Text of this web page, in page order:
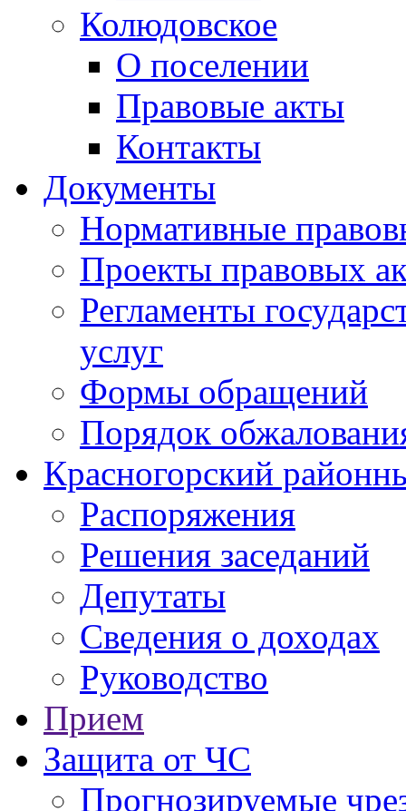
Колюдовское
О поселении
Правовые акты
Контакты
Документы
Нормативные
Проекты правовых
Регламенты
услуг
Формы обращений
Порядок
Красногорский
Распоряжения
Решения заседаний
Депутаты
Сведения о доходах
Руководство
Прием
Защита от ЧС
Прогнозируемые